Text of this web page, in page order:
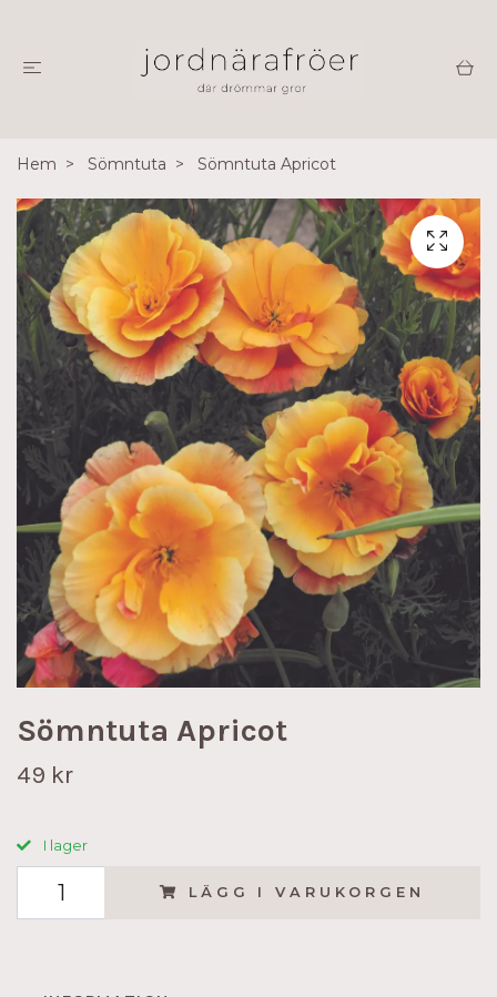
Hem Sömntuta Sömntuta Apricot
Sömntuta Apricot
49 kr
I lager
LÄGG I VARUKORGEN